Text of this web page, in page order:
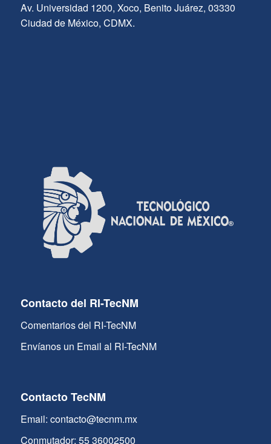
Av. Universidad 1200, Xoco, Benito Juárez, 03330
Ciudad de México, CDMX.
Contacto del RI-TecNM
Comentarios del RI-TecNM
Envíanos un Email al RI-TecNM
Contacto TecNM
Email: contacto@tecnm.mx
Conmutador: 55 36002500